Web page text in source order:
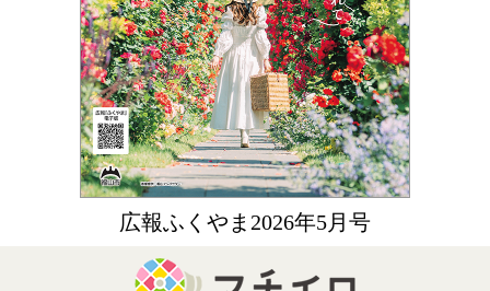
広報ふくやま2026年5月号